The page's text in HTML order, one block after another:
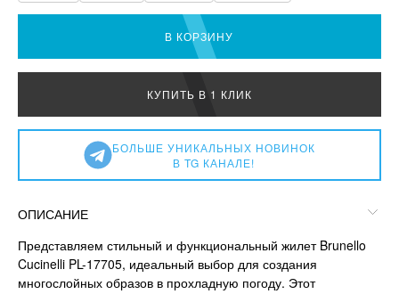
В КОРЗИНУ
КУПИТЬ В 1 КЛИК
БОЛЬШЕ УНИКАЛЬНЫХ НОВИНОК
В TG КАНАЛЕ!
ОПИСАНИЕ
Представляем стильный и функциональный жилет Brunello
Cucinelli PL-17705, идеальный выбор для создания
многослойных образов в прохладную погоду. Этот